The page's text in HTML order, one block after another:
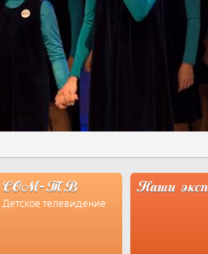
СОМ-ТВ
Детское телевидение
Наши